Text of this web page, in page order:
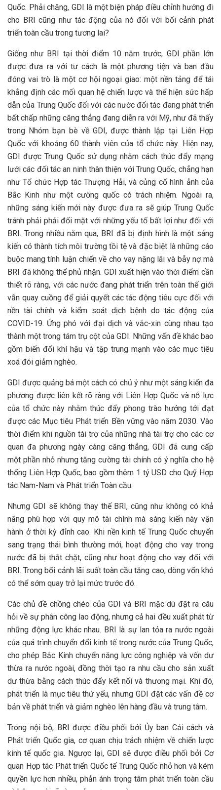
Quốc. Phải chăng, GDI là một biện pháp điều chỉnh hướng đi
cho BRI cũng như tác động của nó đối với bối cảnh phát
triển toàn cầu trong tương lai?
Giống như BRI tại thời điểm 10 năm trước, GDI phần lớn
được đưa ra với tư cách là một phương tiện và ban đầu
đóng vai trò là một cơ hội ngoại giao: một nền tảng để tái
khẳng định các mối quan hệ chiến lược và thể hiện sức hấp
dẫn của Trung Quốc đối với các nước đối tác đang phát triển
bất chấp những căng thẳng đang diễn ra với Mỹ, như đã thấy
trong Nhóm bạn bè về GDI, được thành lập tại Liên Hợp
Quốc với khoảng 60 thành viên của tổ chức này. Hiện nay,
GDI được Trung Quốc sử dụng nhằm cách thúc đẩy mạng
lưới các đối tác an ninh thân thiện với Trung Quốc, chẳng hạn
như Tổ chức Hợp tác Thượng Hải, và củng cố hình ảnh của
Bắc Kinh như một cường quốc có trách nhiệm. Ngoài ra,
những sáng kiến mới này được đưa ra sẽ giúp Trung Quốc
tránh phải phải đối mặt với những yếu tố bất lợi như đối với
BRI. Trong nhiều năm qua, BRI đã bị định hình là một sáng
kiến có thành tích môi trường tồi tệ và đặc biệt là những cáo
buộc mang tính luận chiến về cho vay nặng lãi và bẫy nợ mà
BRI đã không thể phủ nhận. GDI xuất hiện vào thời điểm cần
thiết rõ ràng, với các nước đang phát triển trên toàn thế giới
vẫn quay cuồng để giải quyết các tác động tiêu cực đối với
nền tài chính và kiểm soát dịch bệnh do tác động của
COVID-19. Ứng phó với đại dịch và vắc-xin cùng nhau tạo
thành một trong tám trụ cột của GDI. Những vấn đề khác bao
gồm biến đổi khí hậu và tập trung mạnh vào các mục tiêu
xoá đói giảm nghèo.
GDI được quảng bá một cách có chủ ý như một sáng kiến ​​đa
phương được liên kết rõ ràng với Liên Hợp Quốc và nỗ lực
của tổ chức này nhằm thúc đẩy phong trào hướng tới đạt
được các Mục tiêu Phát triển Bền vững vào năm 2030. Vào
thời điểm khi nguồn tài trợ của những nhà tài trợ cho các cơ
quan đa phương ngày càng căng thẳng, GDI đã cung cấp
một phần nhỏ nhưng tăng cường tài chính có ý nghĩa cho hệ
thống Liên Hợp Quốc, bao gồm thêm 1 tỷ USD cho Quỹ Hợp
tác Nam-Nam và Phát triển Toàn cầu.
Nhưng GDI sẽ không thay thế BRI, cũng như không có khả
năng phù hợp với quy mô tài chính mà sáng kiến này vận
hành ở thời kỳ đỉnh cao. Khi nền kinh tế Trung Quốc chuyển
sang trạng thái bình thường mới, hoạt động cho vay trong
nước đã bị thắt chặt, cũng như hoạt động cho vay đối với
BRI. Trong bối cảnh lãi suất toàn cầu tăng cao, dòng vốn khó
có thể sớm quay trở lại mức trước đó.
Các chủ đề chồng chéo của GDI và BRI mặc dù đặt ra câu
hỏi về sự phân công lao động, nhưng cả hai đều xuất phát từ
những động lực khác nhau. BRI là sự lan tỏa ra nước ngoài
của quá trình chuyển đổi kinh tế trong nước của Trung Quốc,
cho phép Bắc Kinh chuyển năng lực công nghiệp và vốn dư
thừa ra nước ngoài, đồng thời tạo ra nhu cầu cho sản xuất
dư thừa bằng cách thúc đẩy kết nối và thương mại. Khi đó,
phát triển là mục tiêu thứ yếu, nhưng GDI đặt các vấn đề cơ
bản về phát triển và giảm nghèo lên hàng đầu và trung tâm.
Trong nội bộ, BRI được điều phối bởi Ủy ban Cải cách và
Phát triển Quốc gia, cơ quan chịu trách nhiệm về chiến lược
kinh tế quốc gia. Ngược lại, GDI sẽ được điều phối bởi Cơ
quan Hợp tác Phát triển Quốc tế Trung Quốc nhỏ hơn và kém
quyền lực hơn nhiều, phản ánh trọng tâm phát triển toàn cầu